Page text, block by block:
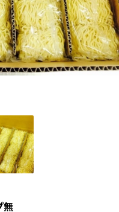
無